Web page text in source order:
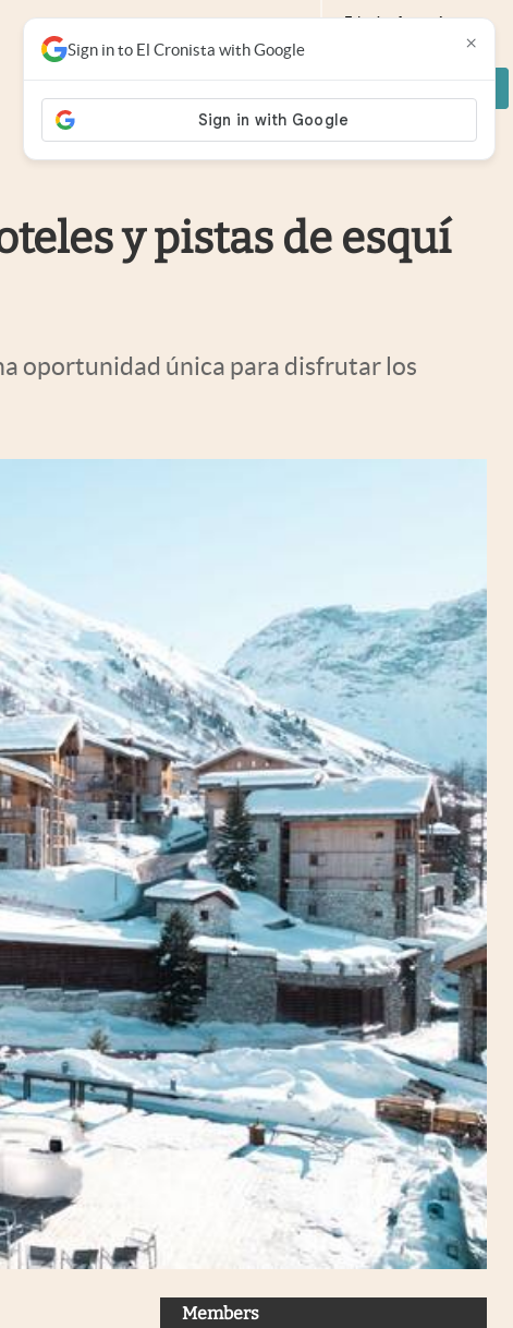
Edición:Argentina
España
USA
Uruguay
¡Navegá sin limites!
Sign in to El Cronista with Google ×
y pistas de esquí
oportunidad única para disfrutar los
Members